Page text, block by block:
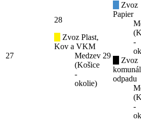
27
28
Zvoz Plast,
Kov a VKM
Medzev
(Košice
-
okolie)
29
Zvoz
Papier
-
Zvoz
odpadu
-